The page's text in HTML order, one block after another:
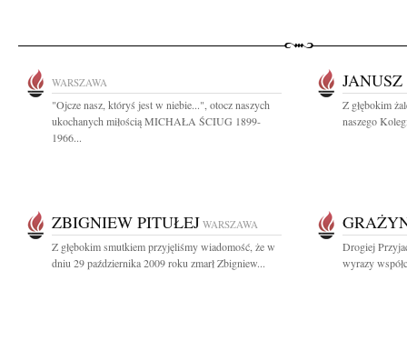
WARSZAWA
"Ojcze nasz, któryś jest w niebie...", otocz naszych
ukochanych miłością MICHAŁA ŚCIUG 1899-
1966...
Z głębokim
naszego
ZBIGNIEW PITUŁEJ WARSZAWA
Z głębokim smutkiem przyjęliśmy wiadomość, że w
dniu 29 października 2009 roku zmarł Zbigniew...
Drogiej
wyrazy